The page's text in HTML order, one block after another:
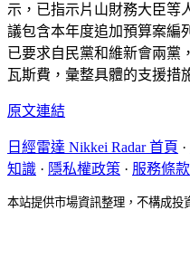
示，已指示片山財務大臣等
議包含本年度追加預算案編
已要求自民黨和維新會兩黨
瓦斯費，彙整具體的支援措
原文連結
日經雷達 Nikkei Radar 首頁 ·
知識 · 隱私權政策 · 服務條款
本站提供市場資訊整理，不構成投